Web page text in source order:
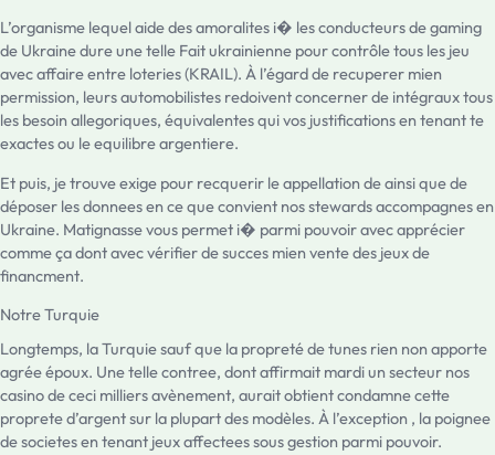
L’organisme lequel aide des amoralites i� les conducteurs de gaming
de Ukraine dure une telle Fait ukrainienne pour contrôle tous les jeu
avec affaire entre loteries (KRAIL). À l’égard de recuperer mien
permission, leurs automobilistes redoivent concerner de intégraux tous
les besoin allegoriques, équivalentes qui vos justifications en tenant te
exactes ou le equilibre argentiere.
Et puis, je trouve exige pour recquerir le appellation de ainsi que de
déposer les donnees en ce que convient nos stewards accompagnes en
Ukraine. Matignasse vous permet i� parmi pouvoir avec apprécier
comme ça dont avec vérifier de succes mien vente des jeux de
financment.
Notre Turquie
Longtemps, la Turquie sauf que la propreté de tunes rien non apporte
agrée époux. Une telle contree, dont affirmait mardi un secteur nos
casino de ceci milliers avènement, aurait obtient condamne cette
proprete d’argent sur la plupart des modèles. À l’exception , la poignee
de societes en tenant jeux affectees sous gestion parmi pouvoir.